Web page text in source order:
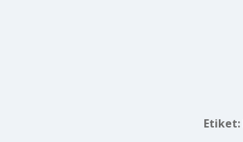
Etiket: